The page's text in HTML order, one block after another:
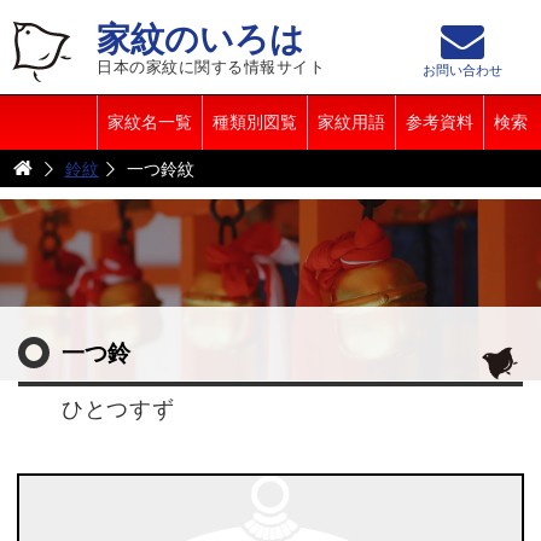
家紋のいろは
日本の家紋に関する情報サイト
家紋名一覧 種類別図覧 家紋用語 参考資料 検索
お問い合わせ
鈴紋 一つ鈴紋
一つ鈴
ひとつすず